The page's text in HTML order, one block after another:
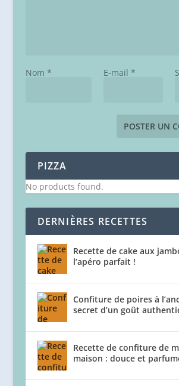
Nom * E-mail *
PIZZA
No products found.
DERNIÈRES RECETTES
Recette de cake aux
l’apéro parfait !
Confiture de poires à
secret d’un goût
Recette de confiture de
maison : douce et